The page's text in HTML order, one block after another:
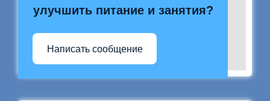
улучшить питание и занятия?
Написать сообщение